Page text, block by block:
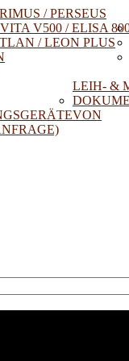
/ PERSEUS
V500 / ELISA
/ LEON PLUS
LEIH- &
VON